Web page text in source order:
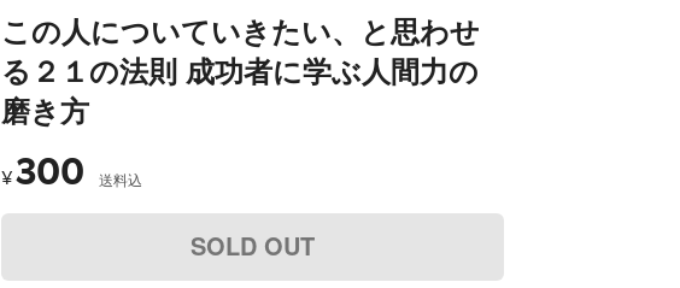
この人についていきたい、と思わせ
る２１の法則 成功者に学ぶ人間力の
磨き方
¥300 送料込
SOLD OUT